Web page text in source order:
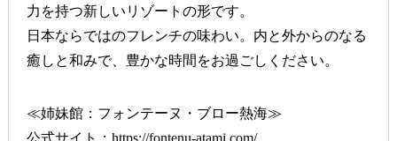
力を持つ新しいリゾートの形です。
日本ならではのフレンチの味わい。内と外からのなる
癒しと和みで、豊かな時間をお過ごしください。
≪姉妹館：フォンテーヌ・ブロー熱海≫
公式サイト： https://fontenu-atami.com/